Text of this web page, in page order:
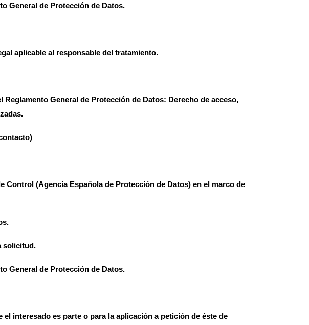
General de Protección de Datos.
aplicable al responsable del tratamiento.
General de Protección de Datos: Derecho de acceso,
(Agencia Española de Protección de Datos) en el marco de
solicitud.
General de Protección de Datos.
interesado es parte o para la aplicación a petición de éste de